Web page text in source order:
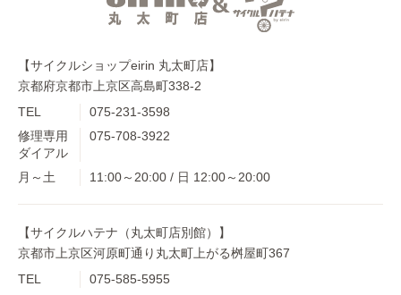
【サイクルショップeirin 丸太町店】
京都府京都市上京区高島町338-2
TEL
075-231-3598
修理専用
ダイアル
075-708-3922
月～土 11:00～20:00 / 日 12:00～20:00
【サイクルハテナ（丸太町店別館）】
京都市上京区河原町通り丸太町上がる桝屋町367
TEL
075-585-5955